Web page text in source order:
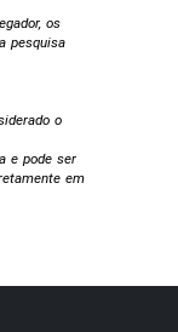
os
pesquisa
o
e pode ser
em